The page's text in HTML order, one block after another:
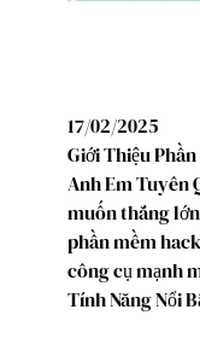
17/02/2025
Giới Thiệu
Anh Em Tuyên
muốn thắng
phần mềm
công cụ mạnh
Tính Năng Nổi